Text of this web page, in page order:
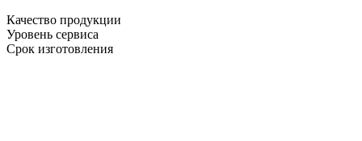
Качество продукции
Уровень сервиса
Срок изготовления